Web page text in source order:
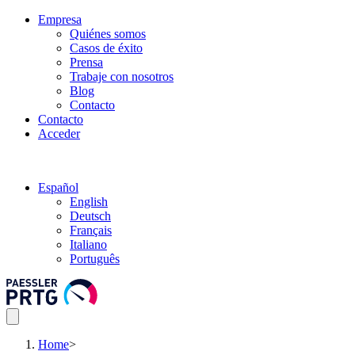
Empresa
Quiénes somos
Casos de éxito
Prensa
Trabaje con nosotros
Blog
Contacto
Contacto
Acceder
Español
English
Deutsch
Français
Italiano
Português
Home>